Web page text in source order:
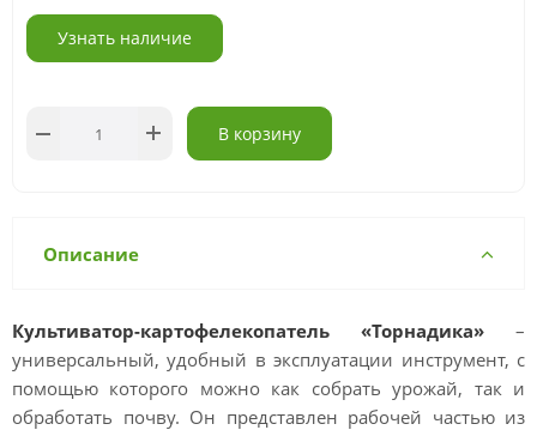
Узнать наличие
В корзину
Описание
Культиватор-картофелекопатель «Торнадика» –
универсальный, удобный в эксплуатации инструмент, с
помощью которого можно как собрать урожай, так и
обработать почву. Он представлен рабочей частью из